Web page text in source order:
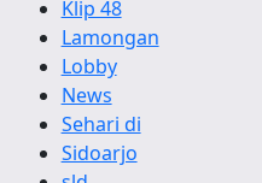
Klip 48
Lamongan
Lobby
News
Sehari di
Sidoarjo